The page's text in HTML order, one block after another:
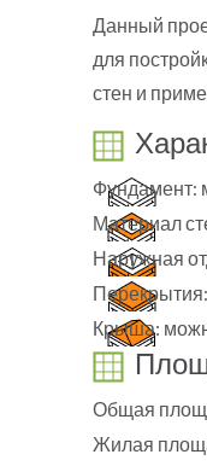
Данный
для
стен и
Фундамент:
Материал
Наружная
Перекрытия:
Крыша:
Общая
Жилая